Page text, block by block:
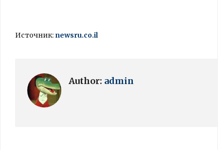
Источник: newsru.co.il
Author: admin